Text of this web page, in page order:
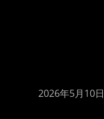
2026年5月10日